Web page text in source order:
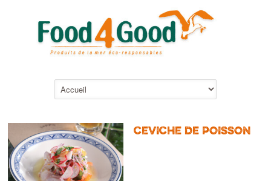
CEVICHE DE POISSON